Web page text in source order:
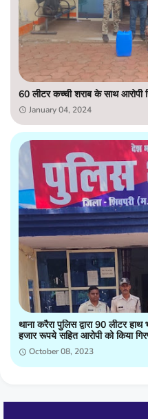
60 लीटर कच्ची शराब के साथ आरोपी
January 04, 2024
थाना करैरा पुलिस द्वारा 90 लीटर
हजार रूपये सहित आरोपी को किया
October 08, 2023